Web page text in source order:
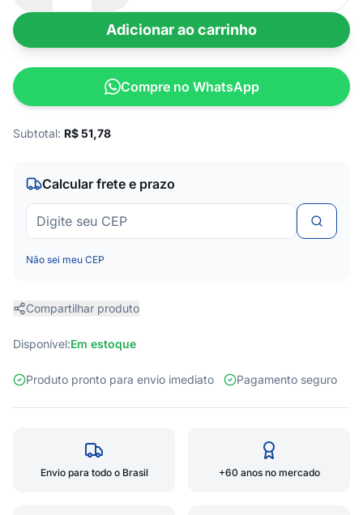
Adicionar ao carrinho
Compre no WhatsApp
Subtotal: R$51,78
Calcular frete e prazo
Não sei meu CEP
Compartilhar produto
Disponível:Em estoque
Produto pronto para envio imediato Pagamento seguro
Envio para todo o Brasil +60 anos no mercado